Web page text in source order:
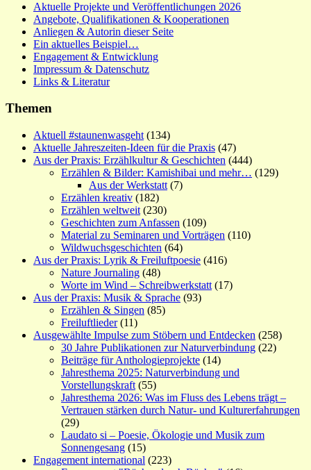
Aktuelle Projekte und Veröffentlichungen 2026
Angebote, Qualifikationen & Kooperationen
Anliegen & Autorin dieser Seite
Ein aktuelles Beispiel…
Engagement & Entwicklung
Impressum & Datenschutz
Links & Literatur
Themen
Aktuell #staunenwasgeht (134)
Aktuelle Jahreszeiten-Ideen für die Praxis (47)
Aus der Praxis: Erzählkultur & Geschichten (444)
Erzählen & Bilder: Kamishibai und mehr… (129)
Aus der Werkstatt (7)
Erzählen kreativ (182)
Erzählen weltweit (230)
Geschichten zum Anfassen (109)
Material zu Seminaren und Vorträgen (110)
Wildwuchsgeschichten (64)
Aus der Praxis: Lyrik & Freiluftpoesie (416)
Nature Journaling (48)
Worte im Wind – Schreibwerkstatt (17)
Aus der Praxis: Musik & Sprache (93)
Erzählen & Singen (85)
Freiluftlieder(11)
Ausgewählte Impulse zum Stöbern und Entdecken (258)
30 Jahre Publikationen zur Naturverbindung (22)
Beiträge für Anthologieprojekte (14)
Jahresthema 2025: Naturverbindung und
Vorstellungskraft (55)
Jahresthema 2026: Was im Fluss des Lebens trägt –
Vertrauen stärken durch Natur- und Kulturerfahrungen
(29)
Laudato si – Poesie, Ökologie und Musik zum
Sonnengesang (15)
Engagement international (223)